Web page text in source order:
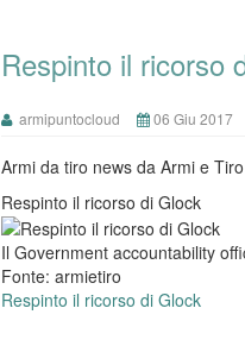
Respinto il ricorso
armipuntocloud 06 Giu 2017
Armi da tiro news da Armi e Tiro
Respinto il ricorso di Glock
Il Government accountability
Fonte: armietiro
Respinto il ricorso di Glock